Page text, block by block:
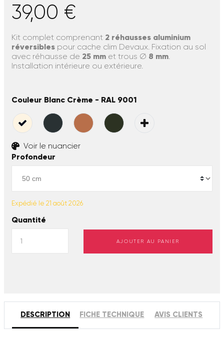
39,00 €
Kit complet comprenant 2 réhausses aluminium
réversibles pour cache clim Devaux. Fixation au sol
avec réhausse de 25 mm et trous Ø 8 mm.
Installation intérieure ou extérieure.
Couleur Blanc Crème - RAL 9001
Voir le nuancier
Profondeur
Expédié le 21 août 2026
Quantité
AJOUTER AU PANIER
DESCRIPTION FICHE TECHNIQUE AVIS CLIENTS